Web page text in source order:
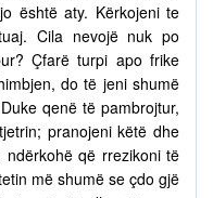
është aty. Kërkojeni te
Cila nevojë nuk po
Çfarë turpi apo frike
do të jeni shumë
qenë të pambrojtur,
pranojeni këtë dhe
që rrezikoni të
më shumë se çdo gjë